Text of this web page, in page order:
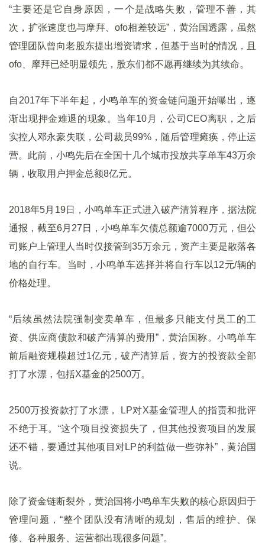
“主要还是它自身原因，一个是战略失败，管理不善，其
次，扩张速度也与摩拜、ofo相差较远”，黄治国透露，虽然
管理团队曾向老股东提出增资请求，但基于当时的情况，且
ofo、摩拜已经明显领先，股东们都不愿再继续为其续命。
自2017年下半年起，小鸣单车的资金链问题开始曝出，逐
渐出现押金难退的现象。当年10月，公司CEO离职，之后
实控人邓永豪失联，公司裁员99%，随后管理瘫痪，停止运
营。此前，小鸣先后在全国十几个城市投放共享单车43万余
辆，收取用户押金总额8亿元。
2018年5月19日，小鸣单车正式进入破产清算程序，据法院
通报，截至6月27日，小鸣单车欠债总额逾7000万元，但公
司账户上管理人当时仅接管到35万余元，资产主要是散落各
地的自行车。当时，小鸣单车选择并将自行车以12元/辆的
价格处理。
“后续虽然法院强制变卖单车，但最多只能支付员工的工
资、供应商债款和破产清算的费用”，黄治国称。小鸣单车
前后融资规模超过1亿元，破产清算后，资方的投资款全部
打了水漂，包括X基金的2500万。
2500万投资款打了水漂， LP对X基金管理人的指责和批评
不绝于耳。“这个项目投资损失了，但其他投资项目的发展
还不错，要通过其他项目对LP的利益做一些弥补”，黄治国
说。
除了资金链断裂外，黄治国将小鸣单车失败的核心原因归于
管理问题，“整个团队没有清晰的规划，售后的维护、保
修、各种服务、运营都出现很多问题”。